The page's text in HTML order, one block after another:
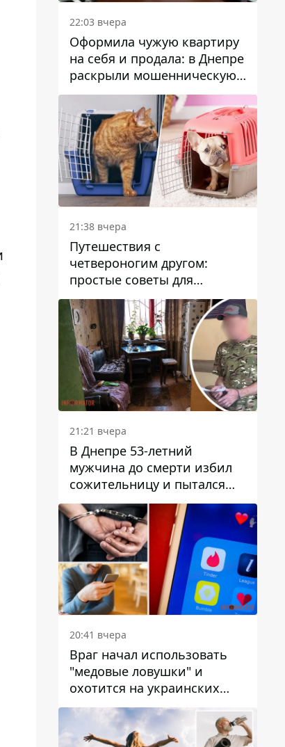
22:03 вчера
Оформила чужую квартиру
на себя и продала: в Днепре
раскрыли мошенническую
схему с недвижимостью
21:38 вчера
Путешествия с
четвероногим другом:
простые советы для
поездок с животными
21:21 вчера
В Днепре 53-летний
мужчина до смерти избил
сожительницу и пытался
скрыть преступление:
детали
20:41 вчера
Враг начал использовать
"медовые ловушки" и
охотится на украинских
военнослужащих